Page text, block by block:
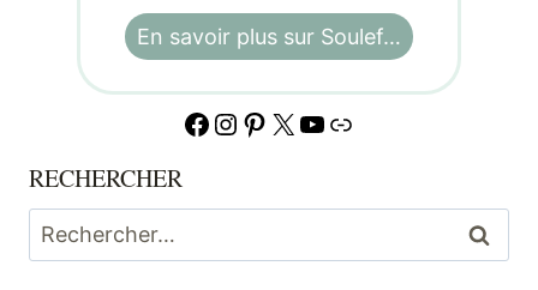
En savoir plus sur Soulef…
Facebook
Instagram
Pinterest
X YouTube
Lien
RECHERCHER
Rechercher :